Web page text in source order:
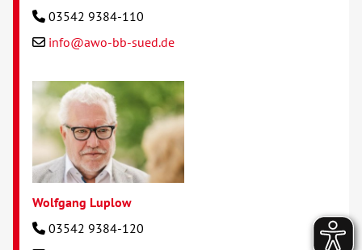
03542 9384-110
info@awo-bb-sued.de
Wolfgang Luplow
03542 9384-120